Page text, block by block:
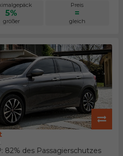
5%
größer
Preis
=
gleich
82% des Passagierschutzes